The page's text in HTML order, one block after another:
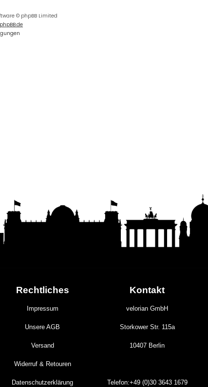
© phpBB Limited
phpBB.de
Rechtliches
Impressum
Unsere AGB
Versand
Widerruf & Retouren
Datenschutzerklärung
Kontakt
velorian GmbH
Storkower Str. 115a
10407 Berlin
Telefon:+49 (0)3036431679